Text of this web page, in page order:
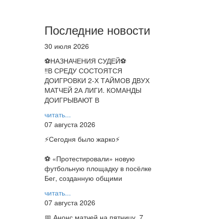
Последние новости
30 июля 2026
⚽НАЗНАЧЕНИЯ СУДЕЙ⚽
‼В СРЕДУ СОСТОЯТСЯ
ДОИГРОВКИ 2-Х ТАЙМОВ ДВУХ
МАТЧЕЙ 2А ЛИГИ. КОМАНДЫ
ДОИГРЫВАЮТ В
читать...
07 августа 2026
⚡️Сегодня было жарко⚡️
⚽ ️«Протестировали» новую
футбольную площадку в посёлке
Бег, созданную общими
читать...
07 августа 2026